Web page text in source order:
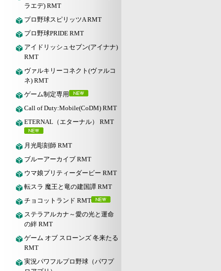
ラエデ) RMT
プロ野球スピリッツA RMT
プロ野球PRIDE RMT
アイドリッシュセブン(アイナナ)
RMT
ヴァルキリーコネクト(ヴァルコ
ネ) RMT
ゲーム制定専用
Call of Duty:Mobile(CoDM) RMT
ETERNAL（エターナル） RMT
月光彫刻師 RMT
ブルーアーカイブ RMT
ウマ娘プリティーダービー RMT
転スラ 魔王と竜の建国譚 RMT
チョコットランド RMT
ステラアルカナ～愛の光と運命
の絆 RMT
ゲーム オブ スローンズ 冬来たる
RMT
実況パワフルプロ野球（パワプ